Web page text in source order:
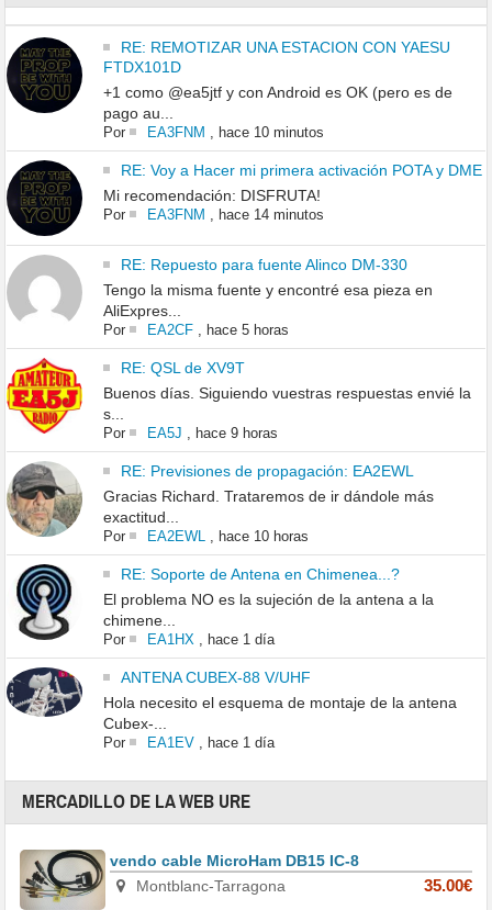
RE: REMOTIZAR UNA ESTACION CON YAESU
FTDX101D
+1 como @ea5jtf y con Android es OK (pero es de
pago au...
Por EA3FNM , hace 10 minutos
RE: Voy a Hacer mi primera activación POTA y DME
Mi recomendación: DISFRUTA!
Por EA3FNM , hace 14 minutos
RE: Repuesto para fuente Alinco DM-330
Tengo la misma fuente y encontré esa pieza en
AliExpres...
Por EA2CF, hace 5 horas
RE: QSL de XV9T
Buenos días. Siguiendo vuestras respuestas envié la
s...
Por EA5J , hace 9 horas
RE: Previsiones de propagación: EA2EWL
Gracias Richard. Trataremos de ir dándole más
exactitud...
Por EA2EWL, hace 10 horas
RE: Soporte de Antena en Chimenea...?
El problema NO es la sujeción de la antena a la
chimene...
Por EA1HX, hace 1 día
ANTENA CUBEX-88 V/UHF
Hola necesito el esquema de montaje de la antena
Cubex-...
Por EA1EV, hace 1 día
MERCADILLO DE LA WEB URE
vendo cable MicroHam DB15 IC-8
Montblanc-Tarragona
35.00€